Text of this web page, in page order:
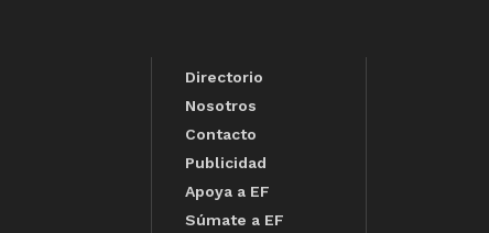
Directorio
Nosotros
Contacto
Publicidad
Apoya a EF
Súmate a EF